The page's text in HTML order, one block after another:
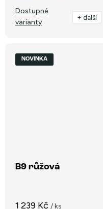
Dostupné
varianty
+ další
NOVINKA
B9 růžová
1 239 Kč / ks